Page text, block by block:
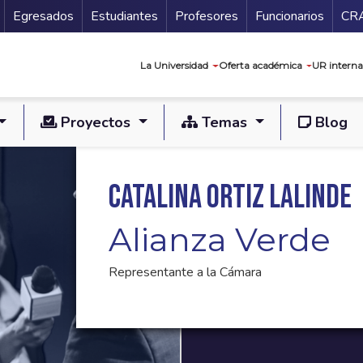
Secundario
Egresados Estudiantes Profesores Funcionarios
La Universidad Oferta académica UR
Proyectos Temas Blog
Catalina Ortiz Lalinde
Alianza Verde
Representante a la Cámara